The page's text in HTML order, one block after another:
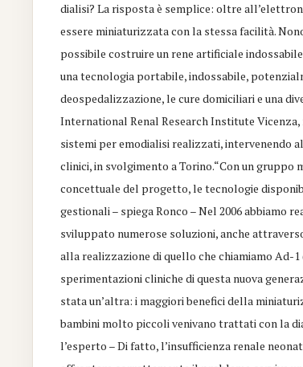
dialisi? La risposta è semplice: oltre
essere miniaturizzata con la stessa facilità.
possibile costruire un rene artificiale
una tecnologia portabile, indossabile,
deospedalizzazione, le cure domiciliari e una
International Renal Research Institute
sistemi per emodialisi realizzati, intervenendo
clinici, in svolgimento a Torino.“Con un
concettuale del progetto, le tecnologie
gestionali – spiega Ronco – Nel 2006 abbiamo
sviluppato numerose soluzioni, anche
alla realizzazione di quello che chiamiamo Ad-
sperimentazioni cliniche di questa nuova
stata un’altra: i maggiori benefici della
bambini molto piccoli venivano trattati con la
l’esperto – Di fatto, l’insufficienza renale